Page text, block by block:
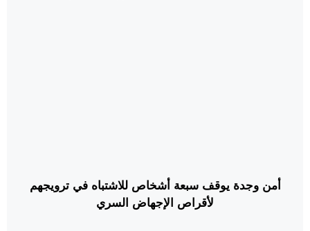
أمن وجدة يوقف سبعة أشخاص للاشتباه في ترويجهم
لأقراص الإجهاض السري